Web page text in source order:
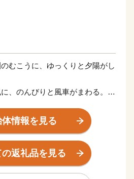
むこうに、ゆっくりと夕陽がし
、のんびりと風車がまわる。
、山の幸、里のめぐみ。
温泉にしようかな。
な暮らしかもしれない。
体情報を見る
返礼品を見る